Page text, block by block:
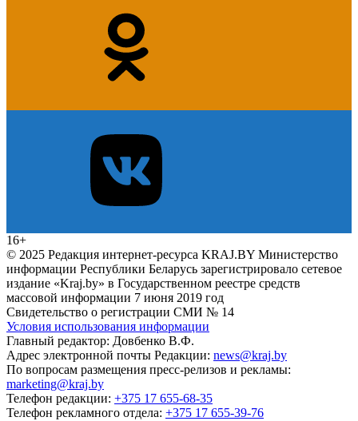
16+
© 2025 Редакция интернет-ресурса KRAJ.BY Министерство
информации Республики Беларусь зарегистрировало сетевое
издание «Kraj.by» в Государственном реестре средств
массовой информации 7 июня 2019 год
Свидетельство о регистрации СМИ № 14
Условия использования информации
Главный редактор: Довбенко В.Ф.
Адрес электронной почты Редакции: news@kraj.by
По вопросам размещения пресс-релизов и рекламы:
marketing@kraj.by
Телефон редакции: +375 17 655-68-35
Телефон рекламного отдела: +375 17 655-39-76